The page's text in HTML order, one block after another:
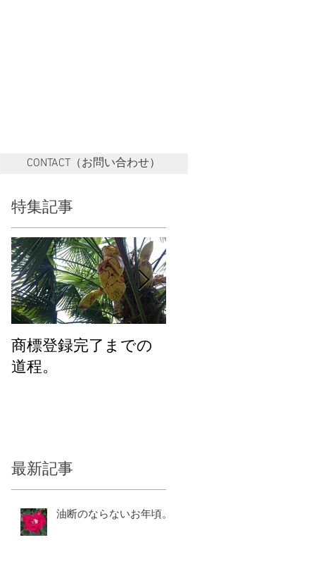
CONTACT（お問い合わせ）
特集記事
商標登録完了までの
道程。
最新記事
油断のならないお年頃。